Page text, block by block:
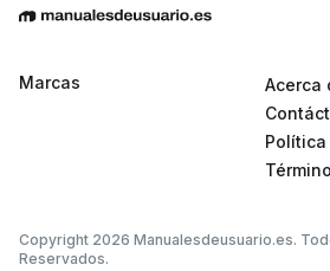
Marcas
Acerca
Copyright 2026 Manualesdeusuario.es.
Reservados.